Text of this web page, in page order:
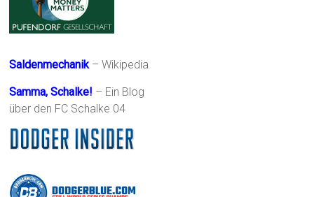
Saldenmechanik– Wikipedia
Samma, Schalke! – Ein Blog
über den FC Schalke 04